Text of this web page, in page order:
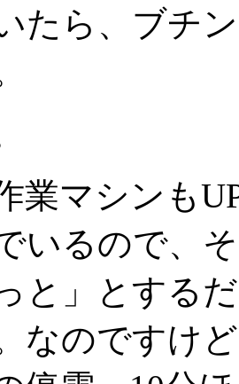
たら、ブチ
業マシンも
いるので、
と」とする
なのですけ